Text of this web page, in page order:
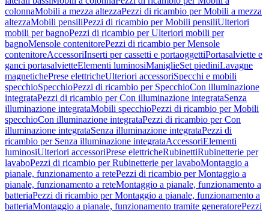
colonnaMobili a mezza altezzaPezzi di ricambio per Mobili a mezza
altezzaMobili pensiliPezzi di ricambio per Mobili pensiliUlteriori
mobili per bagnoPezzi di ricambio per Ulteriori mobili per
bagnoMensole contenitorePezzi di ricambio per Mensole
contenitoreAccessoriInserti per cassetti e portaoggettiPortasalviette e
ganci portasalvietteElementi luminosiManiglieSet piediniLavagne
magnetichePrese elettricheUlteriori accessoriSpecchi e mobili
specchioSpecchioPezzi di ricambio per SpecchioCon illuminazione
integrataPezzi di ricambio per Con illuminazione integrataSenza
illuminazione integrataMobili specchioPezzi di ricambio per Mobili
specchioCon illuminazione integrataPezzi di ricambio per Con
illuminazione integrataSenza illuminazione integrataPezzi di
ricambio per Senza illuminazione integrataAccessoriElementi
luminosiUlteriori accessoriPrese elettricheRubinettiRubinetterie per
lavaboPezzi di ricambio per Rubinetterie per lavaboMontaggio a
pianale, funzionamento a retePezzi di ricambio per Montaggio a
pianale, funzionamento a reteMontaggio a pianale, funzionamento a
batteriaPezzi di ricambio per Montaggio a pianale, funzionamento a
batteriaMontaggio a pianale, funzionamento tramite generatorePezzi